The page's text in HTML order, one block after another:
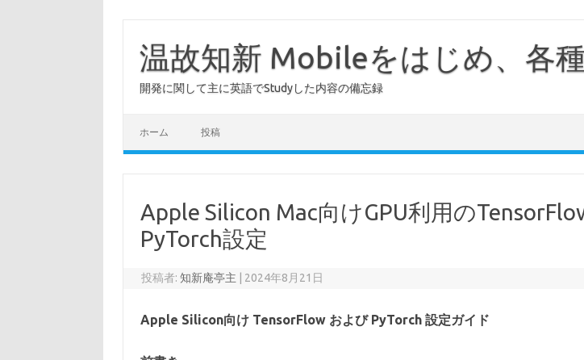
温故知新 Mobileをはじめ、各
開発に関して主に英語でStudyした内容の備忘録
ホーム 投稿
Apple Silicon Mac向けGPU利用の
PyTorch設定
投稿者:知新庵亭主 2024年8月21日
Apple Silicon向け TensorFlow および PyTorch 設定ガイド